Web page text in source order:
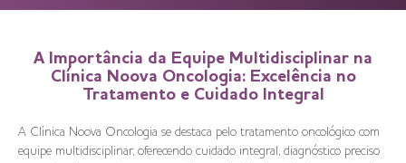
A Importância da Equipe Multidisciplinar na
Clínica Noova Oncologia: Excelência no
Tratamento e Cuidado Integral
A Clínica Noova Oncologia se destaca pelo tratamento oncológico com
equipe multidisciplinar, oferecendo cuidado integral, diagnóstico preciso